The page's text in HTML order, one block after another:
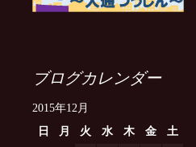
ブログカレンダー
2015年12月
日
月 火 水 木 金
土